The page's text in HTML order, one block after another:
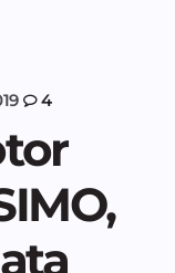
4